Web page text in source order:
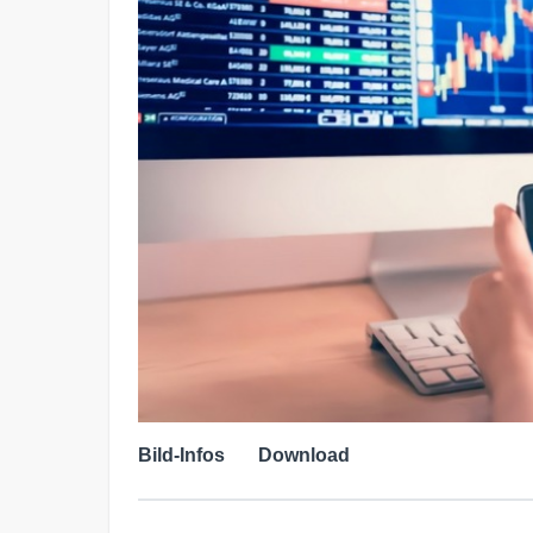
Bild-Infos Download